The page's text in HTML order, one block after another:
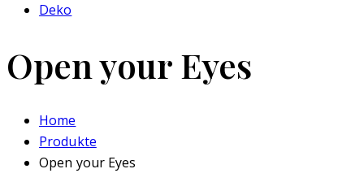
Deko
Open your Eyes
Home
Produkte
Open your Eyes